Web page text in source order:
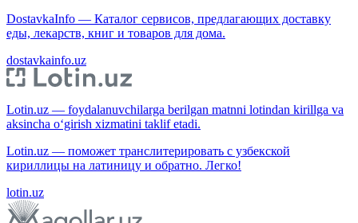
DostavkaInfo — Каталог сервисов, предлагающих доставку
еды, лекарств, книг и товаров для дома.
dostavkainfo.uz
Lotin.uz — foydalanuvchilarga berilgan matnni lotindan kirillga va
aksincha o‘girish xizmatini taklif etadi.
Lotin.uz — поможет транслитерировать с узбекской
кириллицы на латиницу и обратно. Легко!
lotin.uz